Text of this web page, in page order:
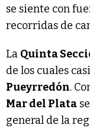
se siente con
recorridas de
La Quinta
de los cuales
Pueyrredón.
Mar del Plata
general de la